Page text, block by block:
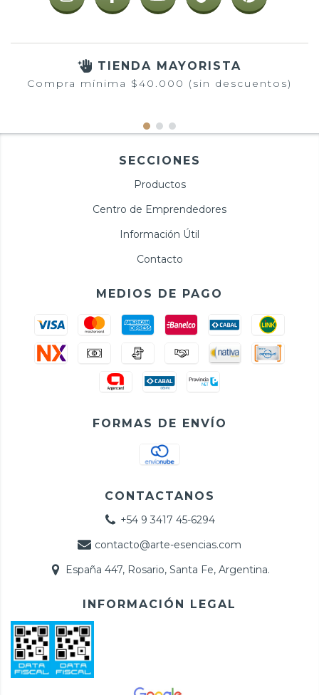
TIENDA MAYORISTA
Compra mínima $40.000 (sin descuentos)
SECCIONES
Productos
Centro de Emprendedores
Información Útil
Contacto
MEDIOS DE PAGO
FORMAS DE ENVÍO
CONTACTANOS
+54 9 3417 45-6294
contacto@arte-esencias.com
España 447, Rosario, Santa Fe, Argentina.
INFORMACIÓN LEGAL